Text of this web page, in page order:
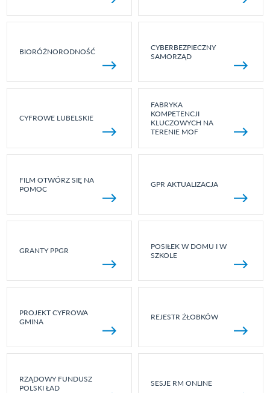
BIORÓŻNORODNOŚĆ
CYBERBEZPIECZNY
SAMORZĄD
CYFROWE LUBELSKIE
FABRYKA
KOMPETENCJI
KLUCZOWYCH NA
TERENIE MOF
FILM OTWÓRZ SIĘ NA
POMOC
GPR AKTUALIZACJA
GRANTY PPGR
POSIŁEK W DOMU I W
SZKOLE
PROJEKT CYFROWA
GMINA
REJESTR ŻŁOBKÓW
RZĄDOWY FUNDUSZ
POLSKI ŁAD
SESJE RM ONLINE